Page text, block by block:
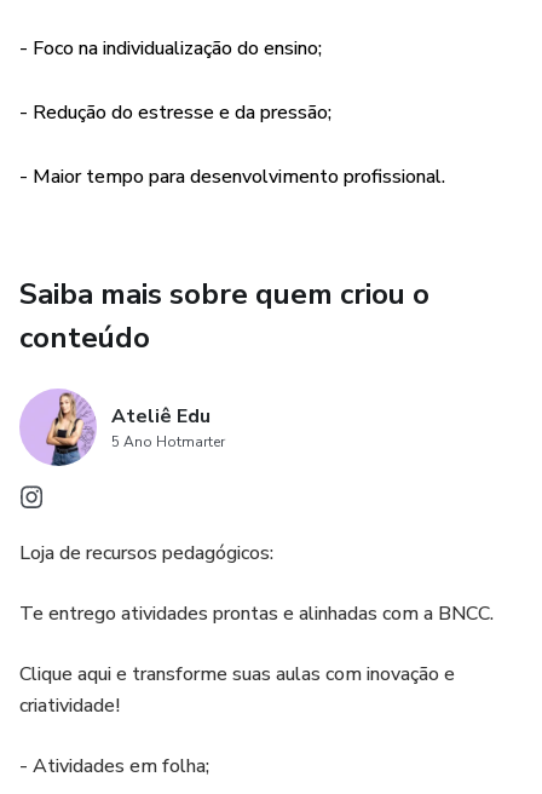
- Foco na individualização do ensino;
- Redução do estresse e da pressão;
- Maior tempo para desenvolvimento profissional.
Saiba mais sobre quem criou o
conteúdo
Ateliê Edu
5 Ano Hotmarter
Loja de recursos pedagógicos:
Te entrego atividades prontas e alinhadas com a BNCC.
Clique aqui e transforme suas aulas com inovação e
criatividade!
- Atividades em folha;